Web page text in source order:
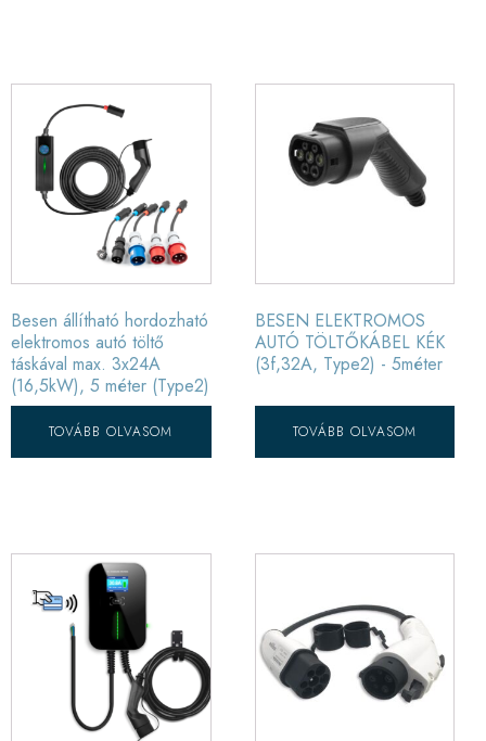
Besen állítható hordozható
elektromos autó töltő
táskával max. 3x24A
(16,5kW), 5 méter (Type2)
TOVÁBB OLVASOM
BESEN ELEKTROMOS
AUTÓ TÖLTŐKÁBEL KÉK
(3f,32A, Type2) - 5méter
TOVÁBB OLVASOM